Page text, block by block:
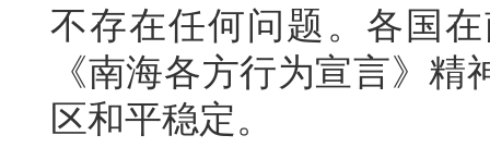
不存在任何问题。各国
《南海各方行为宣言》
区和平稳定。